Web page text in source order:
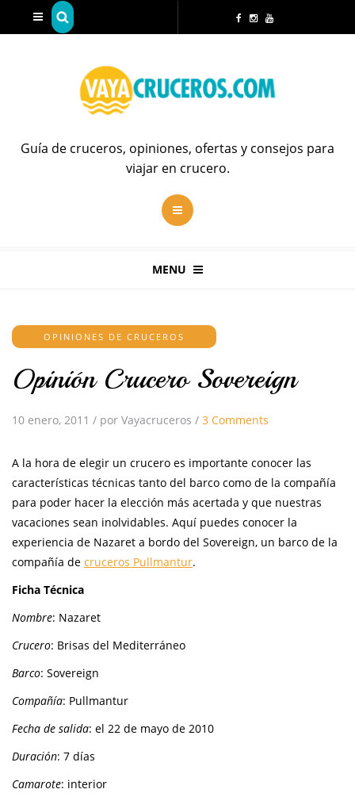
Guía de cruceros, opiniones, ofertas y consejos para
viajar en crucero.
MENU
OPINIONES DE CRUCEROS
Opinión Crucero Sovereign
10 enero, 2011 / por Vayacruceros / 3 Comments
A la hora de elegir un crucero es importante conocer las
características técnicas tanto del barco como de la compañía
para poder hacer la elección más acertada y que nuestras
vacaciones sean inolvidables. Aquí puedes conocer la
experiencia de Nazaret a bordo del Sovereign, un barco de la
compañía de cruceros Pullmantur.
Ficha Técnica
Nombre: Nazaret
Crucero: Brisas del Mediterráneo
Barco: Sovereign
Compañía: Pullmantur
Fecha de salida: el 22 de mayo de 2010
Duración: 7 días
Camarote: interior